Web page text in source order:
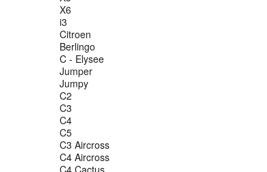
X6
i3
Citroen
Berlingo
C - Elysee
Jumper
Jumpy
C2
C3
C4
C5
C3 Aircross
C4 Aircross
C4 Cactus